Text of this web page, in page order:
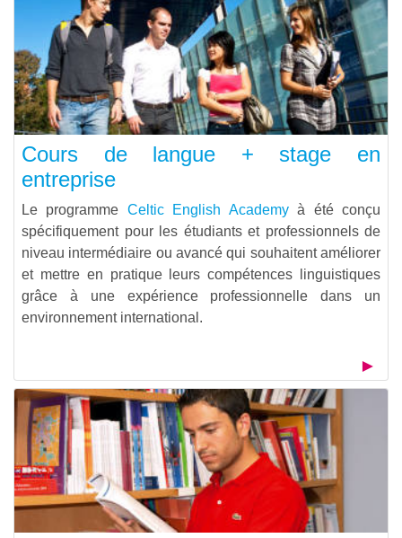
Cours de langue + stage en
entreprise
Le programme Celtic English Academyà été conçu
spécifiquement pour les étudiants et professionnels de
niveau intermédiaire ou avancé qui souhaitent améliorer
et mettre en pratique leurs compétences linguistiques
grâce à une expérience professionnelle dans un
environnement international.